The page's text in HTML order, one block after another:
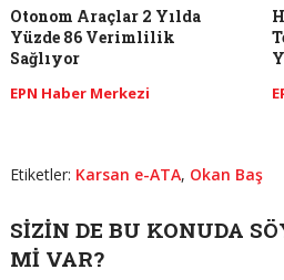
Otonom Araçlar 2 Yılda
Yüzde 86 Verimlilik
Sağlıyor
EPN Haber Merkezi
Etiketler: Karsan e-ATA, Okan Baş
SIZIN DE BU KONUDA
MI VAR?